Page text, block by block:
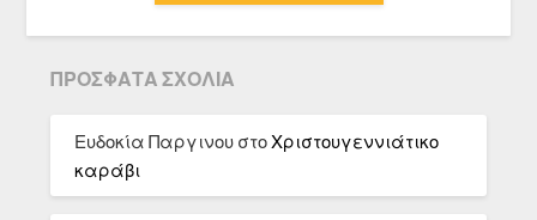
ΠΡΌΣΦΑΤΑ ΣΧΌΛΙΑ
Ευδοκία Παργινου στοΧριστουγεννιάτικο
καράβι